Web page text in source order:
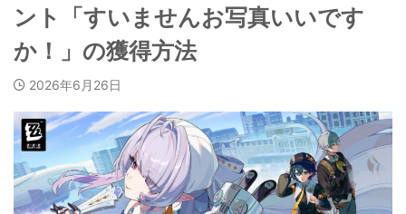
ント「すいませんお写真いいです
か！」の獲得方法
2026年6月26日